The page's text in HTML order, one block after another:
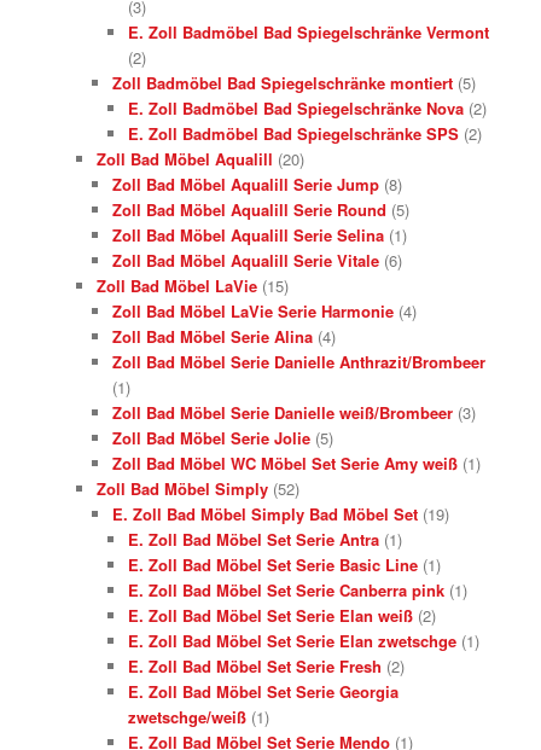
(3)
E. Zoll Badmöbel Bad Spiegelschränke Vermont
(2)
Zoll Badmöbel Bad Spiegelschränke montiert (5)
E. Zoll Badmöbel Bad Spiegelschränke Nova (2)
E. Zoll Badmöbel Bad Spiegelschränke SPS (2)
Zoll Bad Möbel Aqualill (20)
Zoll Bad Möbel Aqualill Serie Jump (8)
Zoll Bad Möbel Aqualill Serie Round (5)
Zoll Bad Möbel Aqualill Serie Selina (1)
Zoll Bad Möbel Aqualill Serie Vitale (6)
Zoll Bad Möbel LaVie (15)
Zoll Bad Möbel LaVie Serie Harmonie (4)
Zoll Bad Möbel Serie Alina (4)
Zoll Bad Möbel Serie Danielle Anthrazit/Brombeer
(1)
Zoll Bad Möbel Serie Danielle weiß/Brombeer (3)
Zoll Bad Möbel Serie Jolie (5)
Zoll Bad Möbel WC Möbel Set Serie Amy weiß (1)
Zoll Bad Möbel Simply (52)
E. Zoll Bad Möbel Simply Bad Möbel Set (19)
E. Zoll Bad Möbel Set Serie Antra (1)
E. Zoll Bad Möbel Set Serie Basic Line (1)
E. Zoll Bad Möbel Set Serie Canberra pink (1)
E. Zoll Bad Möbel Set Serie Elan weiß (2)
E. Zoll Bad Möbel Set Serie Elan zwetschge (1)
E. Zoll Bad Möbel Set Serie Fresh (2)
E. Zoll Bad Möbel Set Serie Georgia
zwetschge/weiß (1)
E. Zoll Bad Möbel Set Serie Mendo (1)